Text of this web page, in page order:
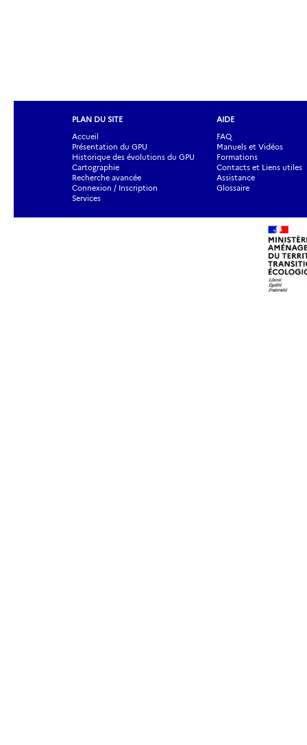
PLAN DU SITE
Accueil
Présentation du GPU
Historique des évolutions du GPU
Cartographie
Recherche avancée
Connexion / Inscription
Services
AIDE
FAQ
Manuels et Vidéos
Formations
Contacts et Liens utiles
Assistance
Glossaire